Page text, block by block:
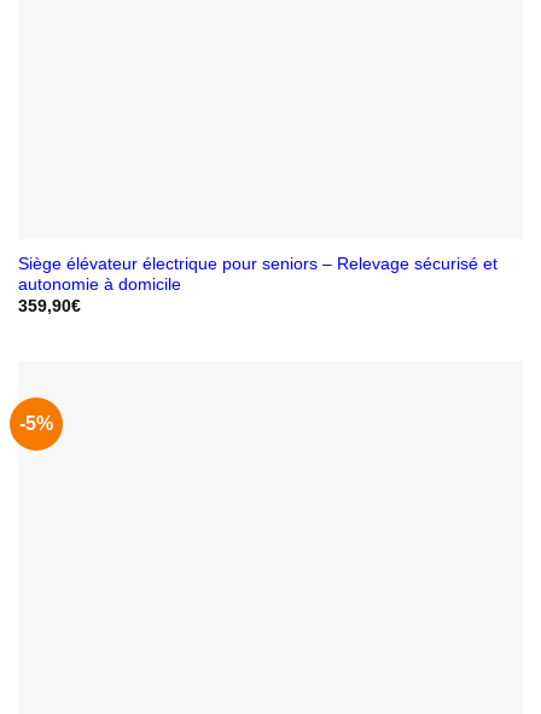
Siège élévateur électrique pour seniors – Relevage sécurisé et
autonomie à domicile
359,90€
-5%